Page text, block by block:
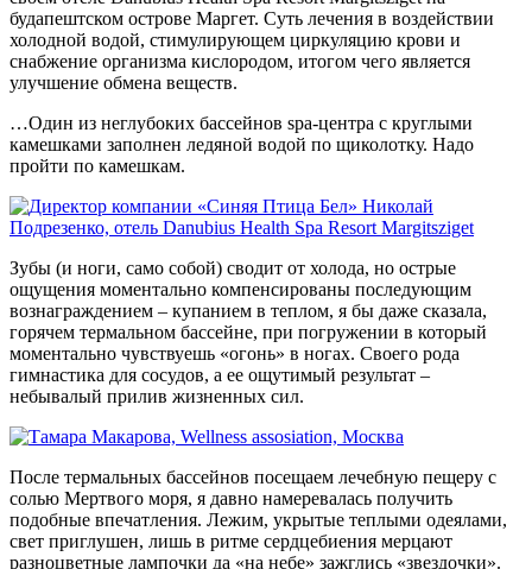
будапештском острове Маргет. Суть лечения в воздействии
холодной водой, стимулирующем циркуляцию крови и
снабжение организма кислородом, итогом чего является
улучшение обмена веществ.
…Один из неглубоких бассейнов spa-центра с круглыми
камешками заполнен ледяной водой по щиколотку. Надо
пройти по камешкам.
Зубы (и ноги, само собой) сводит от холода, но острые
ощущения моментально компенсированы последующим
вознаграждением – купанием в теплом, я бы даже сказала,
горячем термальном бассейне, при погружении в который
моментально чувствуешь «огонь» в ногах. Своего рода
гимнастика для сосудов, а ее ощутимый результат –
небывалый прилив жизненных сил.
После термальных бассейнов посещаем лечебную пещеру с
солью Мертвого моря, я давно намеревалась получить
подобные впечатления. Лежим, укрытые теплыми одеялами,
свет приглушен, лишь в ритме сердцебиения мерцают
разноцветные лампочки да «на небе» зажглись «звездочки».